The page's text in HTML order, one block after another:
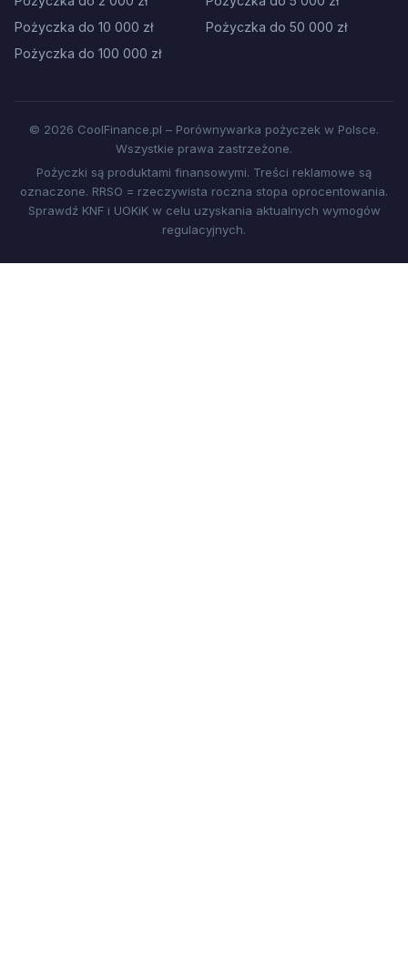
Pożyczka do 10 000 zł
Pożyczka do 50 000 zł
Pożyczka do 100 000 zł
© 2026 CoolFinance.pl – Porównywarka pożyczek w Polsce.
Wszystkie prawa zastrzeżone.
Pożyczki są produktami finansowymi. Treści reklamowe są
oznaczone. RRSO = rzeczywista roczna stopa oprocentowania.
Sprawdź KNF i UOKiK w celu uzyskania aktualnych wymogów
regulacyjnych.